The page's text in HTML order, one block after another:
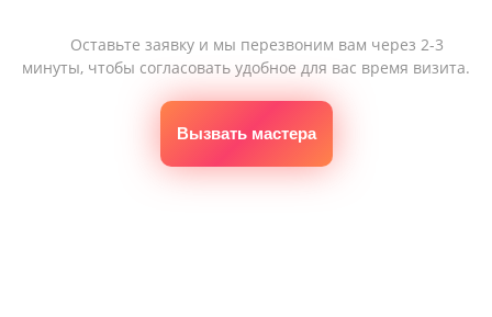
Оставьте заявку и мы перезвоним вам через 2-3
минуты, чтобы согласовать удобное для вас время визита.
Вызвать мастера